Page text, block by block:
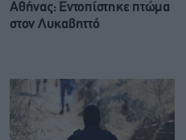
Αθήνας: Εντοπίστηκε πτώμα
στον Λυκαβηττό